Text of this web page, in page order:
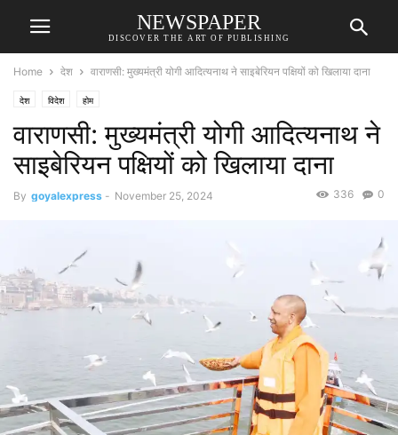
NEWSPAPER
DISCOVER THE ART OF PUBLISHING
Home देश वाराणसी: मुख्यमंत्री योगी आदित्यनाथ ने साइबेरियन पक्षियों को खिलाया दाना
देश विदेश होम
वाराणसी: मुख्यमंत्री योगी आदित्यनाथ ने
साइबेरियन पक्षियों को खिलाया दाना
By goyalexpress - November 25, 2024 0
336